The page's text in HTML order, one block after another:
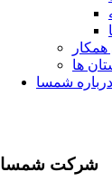
ها
درباره شمسا
شرکت شمسا